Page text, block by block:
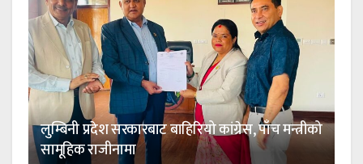
लुम्बिनी प्रदेश सरकारबाट बाहिरियो कांग्रेस, पाँच मन्त्रीको
सामूहिक राजीनामा